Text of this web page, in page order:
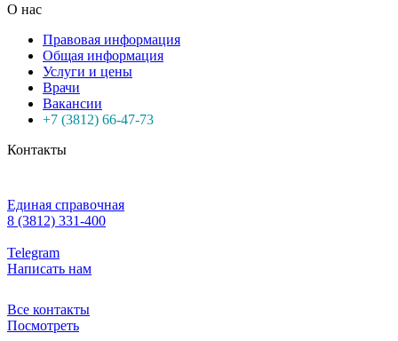
О нас
Правовая информация
Общая информация
Услуги и цены
Врачи
Вакансии
+7 (3812) 66-47-73
Контакты
Единая справочная
8 (3812) 331-400
Telegram
Написать нам
Все контакты
Посмотреть